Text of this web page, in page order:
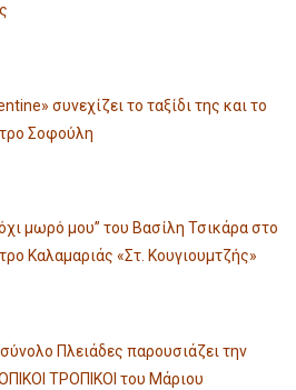
συνεχίζει το ταξίδι της και το
Σοφούλη
μωρό μου” του Βασίλη Τσικάρα στο
Καλαμαριάς «Στ. Κουγιουμτζής»
Πλειάδες παρουσιάζει την
ΤΡΟΠΙΚΟΙ του Μάριου